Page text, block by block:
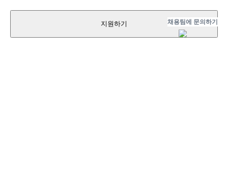
지원하기 채용팀에 문의하기